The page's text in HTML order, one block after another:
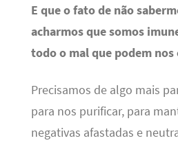
E que o fato de não
acharmos que somos
todo o mal que podem nos
Precisamos de algo mais
para nos purificar, para
negativas afastadas e